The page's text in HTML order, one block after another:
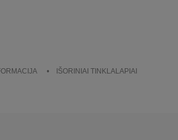
IŠORINIAI TINKLALAPIAI